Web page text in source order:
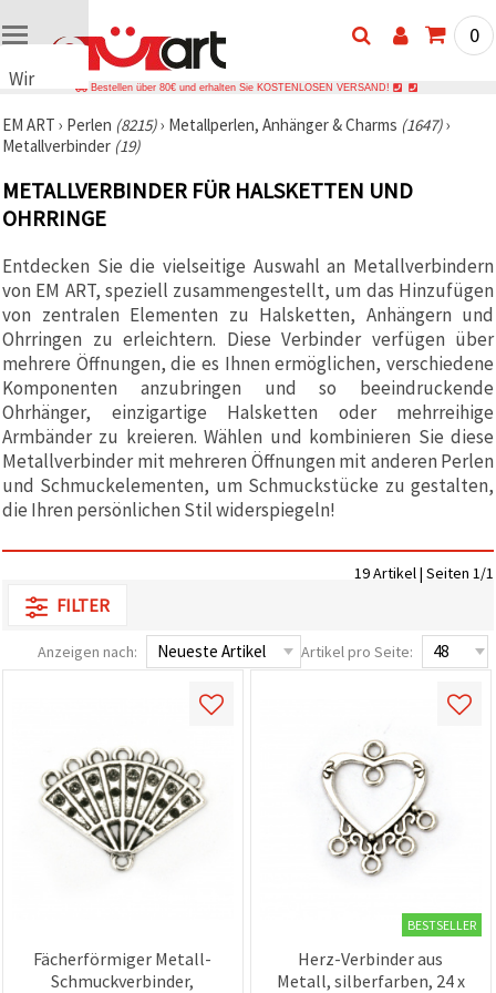
Wir
Cookies
🍪 Wir
Cookies
und
ähnliche
um das
ordnungsgemäße
Funktionieren
der Website
sicherzustellen,
Nutzungserlebnis
zu
verbessern
und, mit
Ihrer
Einwilligung,
den
Datenverkehr
zu
sowie
Werbung
anzuzeigen,
Unterstützung
unserer
Sie können
Cookies
akzeptieren,
Einwilligung
0
Bestellen über 80€ und erhalten Sie KOSTENLOSEN VERSAND!
EM ART › Perlen (8215)› Metallperlen, Anhänger & Charms (1647)›
Metallverbinder (19)
METALLVERBINDER FÜR HALSKETTEN UND
OHRRINGE
Entdecken Sie die vielseitige Auswahl an Metallverbindern
von EM ART, speziell zusammengestellt, um das Hinzufügen
von zentralen Elementen zu Halsketten, Anhängern und
Ohrringen zu erleichtern. Diese Verbinder verfügen über
mehrere Öffnungen, die es Ihnen ermöglichen, verschiedene
Komponenten anzubringen und so beeindruckende
Ohrhänger, einzigartige Halsketten oder mehrreihige
Armbänder zu kreieren. Wählen und kombinieren Sie diese
Metallverbinder mit mehreren Öffnungen mit anderen Perlen
und Schmuckelementen, um Schmuckstücke zu gestalten,
die Ihren persönlichen Stil widerspiegeln!
19 Artikel | Seiten 1/1
FILTER
Anzeigen nach: Artikel pro Seite:
Fächerförmiger Metall-
Schmuckverbinder,
BESTSELLER
Herz-Verbinder aus
Metall, silberfarben, 24 x